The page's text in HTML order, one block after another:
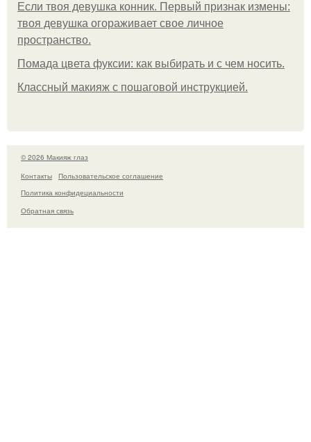
Если твоя девушка конник. Первый признак измены:
твоя девушка огораживает свое личное
пространство.
Помада цвета фуксии: как выбирать и с чем носить.
Классный макияж с пошаговой инструкцией.
© 2026 Макияж глаз
Контакты
Пользовательское соглашение
Политика конфидециальности
Обратная связь